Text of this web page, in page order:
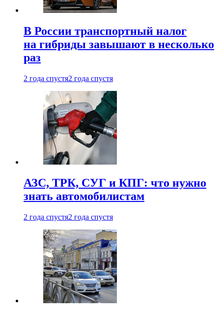
В России транспортный налог
на гибриды завышают в несколько
раз
2 года спустя2 года спустя
АЗС, ТРК, СУГ и КПГ: что нужно
знать автомобилистам
2 года спустя2 года спустя